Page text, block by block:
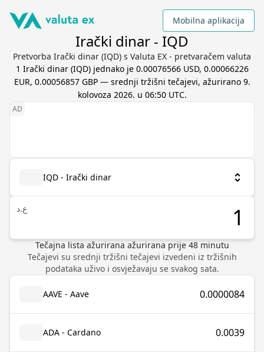
Mobilna aplikacija
Irački dinar - IQD
Pretvorba Irački dinar (IQD) s Valuta EX - pretvaračem valuta
1 Irački dinar(IQD) jednako je 0.00076566 USD, 0.00066226
EUR, 0.00056857 GBP— srednji tržišni tečajevi, ažurirano 9.
kolovoza 2026. u 06:50 UTC.
IQD - Irački dinar
ع.د
Tečajna lista ažurirana ažurirana prije 48minutu
Tečajevi su srednji tržišni tečajevi izvedeni iz tržišnih
podataka uživo i osvježavaju se svakog sata.
AAVE - Aave 0.0000084
ADA - Cardano 0.0039